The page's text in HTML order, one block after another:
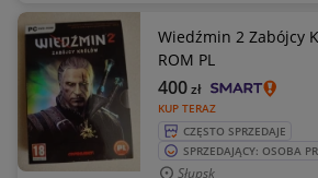
Wiedźmin 2 Zabójcy
ROM PL
KUP TERAZ
400zł
CZĘSTO SPRZEDAJE
SPRZEDAJĄCY: OSOBA
Słupsk